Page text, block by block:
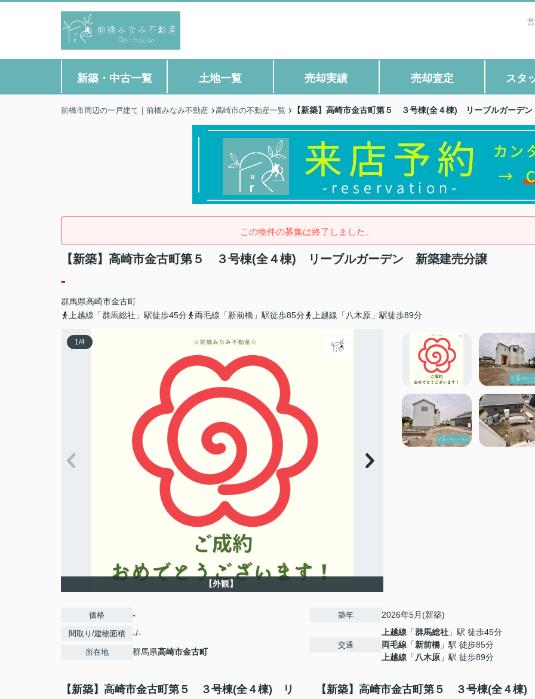
新築・中古一覧 土地一覧 売却実績 売却査定 スタ
前橋市周辺の一戸建て｜前橋みなみ不動産 高崎市の不動産一覧 【新築】高崎市金古町第５ ３号棟(全４棟) リーブルガーデ
この物件の募集は終了しました。
【新築】高崎市金古町第５ ３号棟(全４棟) リーブルガーデン 新築建売分譲
-
群馬県高崎市金古町
上越線「群馬総社」駅徒歩45分
両毛線「新前橋」駅徒歩85分 上越線「八木原」駅徒歩89分
1/4
【外観】
価格 -
間取り/建物面積 -/-
所在地 群馬県高崎市金古町
築年 2026年5月(新築)
交通
上越線 「群馬総社 」駅 徒歩45分
両毛線 「新前橋 」駅 徒歩85分
上越線 「 八木原 」駅 徒歩89分
【新築】高崎市金古町第５ ３号棟(全４棟) リ
【新築】高崎市金古町第５ ３号棟(全４棟